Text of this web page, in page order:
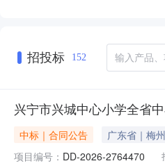
招投标 152
兴宁市兴城中心小学全省
中标｜合同公告 广东省｜梅
项目编号： DD-2026-2764470